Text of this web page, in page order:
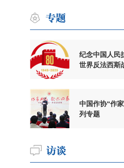
纪念中国人民
世界反法西斯
中国作协“作
列专题